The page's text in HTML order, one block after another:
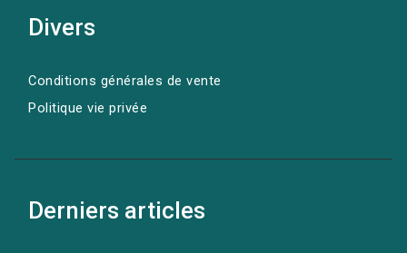
Divers
Conditions générales de vente
Politique vie privée
Derniers articles